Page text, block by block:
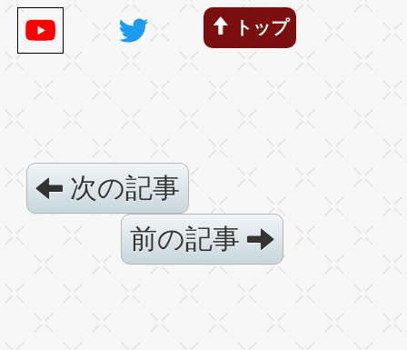
トップ
次の記事
前の記事